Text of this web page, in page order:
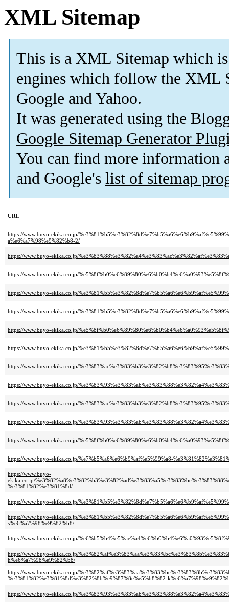
XML Sitemap
This is a XML Sitemap which is
engines which follow the XML
Google and Yahoo.
It was generated using the
Google Sitemap Generator
You can find more information
and Google's list of sitemap
URL
https://www.buyo-ekika.co.jp/
a%e6%a7%98%e9%82%b8-2/
https://www.buyo-ekika.co.jp/
https://www.buyo-ekika.co.jp/
https://www.buyo-ekika.co.jp/
https://www.buyo-ekika.co.jp/
https://www.buyo-ekika.co.jp/
https://www.buyo-ekika.co.jp/
https://www.buyo-ekika.co.jp/
https://www.buyo-ekika.co.jp/
https://www.buyo-ekika.co.jp/
https://www.buyo-ekika.co.jp/
https://www.buyo-ekika.co.jp/
https://www.buyo-ekika.co.jp/%e7%b5%a6%e6%b9%af%e5%99%a8-
https://www.buyo-
ekika.co.jp/
%e3%81%82%e3%81%8d/
https://www.buyo-ekika.co.jp/
https://www.buyo-ekika.co.jp/
s%e6%a7%98%e9%82%b8/
https://www.buyo-ekika.co.jp/
https://www.buyo-ekika.co.jp/
h%e6%a7%98%e9%82%b8/
https://www.buyo-ekika.co.jp/
%e3%81%82%e3%81%8d%e3%82%8b%e9%87%8e%e5%b8%82-
https://www.buyo-ekika.co.jp/